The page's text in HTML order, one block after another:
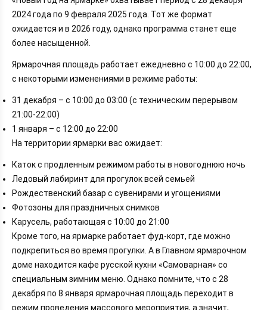
2024 года по 9 февраля 2025 года. Тот же формат
ожидается и в 2026 году, однако программа станет еще
более насыщенной.
Ярмарочная площадь работает ежедневно с 10:00 до 22:00,
с некоторыми изменениями в режиме работы:
31 декабря – с 10:00 до 03:00 (с техническим перерывом
21:00-22:00)
1 января – с 12:00 до 22:00
На территории ярмарки вас ожидает:
Каток с продленным режимом работы в новогоднюю ночь
Ледовый лабиринт для прогулок всей семьей
Рождественский базар с сувенирами и угощениями
Фотозоны для праздничных снимков
Карусель, работающая с 10:00 до 21:00
Кроме того, на ярмарке работает фуд-корт, где можно
подкрепиться во время прогулки. А в Главном ярмарочном
доме находится кафе русской кухни «Самоварная» со
специальным зимним меню. Однако помните, что с 28
декабря по 8 января ярмарочная площадь переходит в
режим проведения массового мероприятия, а значит,